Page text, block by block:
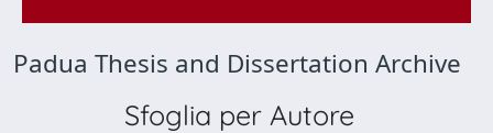
Padua Thesis and Dissertation Archive
Sfoglia per Autore